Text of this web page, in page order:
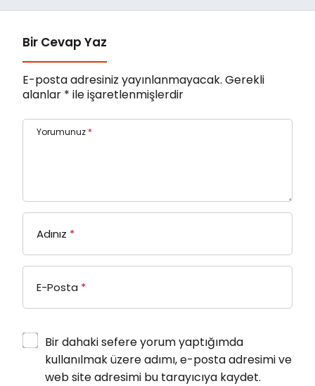
Bir Cevap Yaz
E-posta adresiniz yayınlanmayacak. Gerekli
alanlar * ile işaretlenmişlerdir
Yorumunuz *
Adınız *
E-Posta *
Bir dahaki sefere yorum yaptığımda
kullanılmak üzere adımı, e-posta adresimi ve
web site adresimi bu tarayıcıya kaydet.